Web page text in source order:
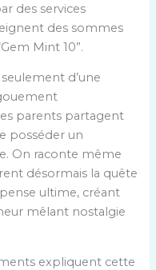
des services
des sommes
Mint 10”.
d’une
parents partagent
posséder un
On raconte même
désormais la quête
ultime, créant
mêlant nostalgie
expliquent cette